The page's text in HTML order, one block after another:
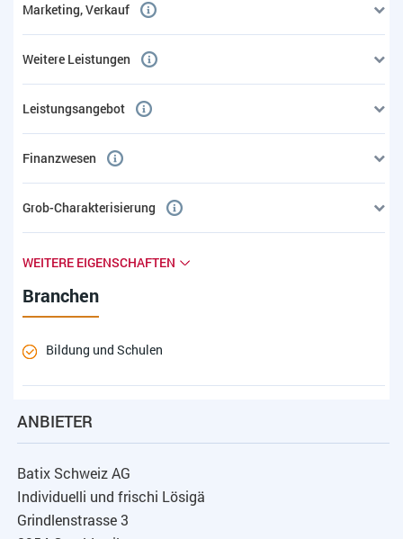
Marketing, Verkauf
Weitere Leistungen
Leistungsangebot
Finanzwesen
Grob-Charakterisierung
WEITERE EIGENSCHAFTEN
Branchen
Bildung und Schulen
ANBIETER
Batix Schweiz AG
Individuelli und frischi Lösigä
Grindlenstrasse 3